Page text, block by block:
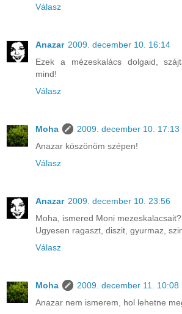
Válasz
Anazar 2009. december 10. 16:14
Ezek a mézeskalács dolgaid,
mind!
Válasz
Moha
2009. december 10. 17:13
Anazar köszönöm szépen!
Válasz
Anazar 2009. december 10. 23:56
Moha, ismered Moni mezeskalacsait?
Ugyesen ragaszt, diszit, gyurmaz,
Válasz
Moha
2009. december 11. 10:08
Anazar nem ismerem, hol lehetne